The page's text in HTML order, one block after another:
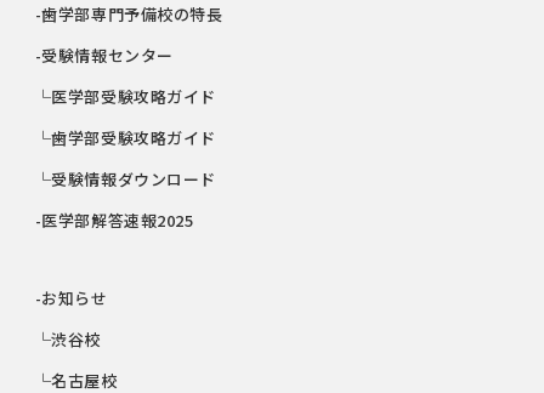
-歯学部専門予備校の特長
-受験情報センター
└医学部受験攻略ガイド
└歯学部受験攻略ガイド
└受験情報ダウンロード
-医学部解答速報2025
-お知らせ
└渋谷校
└名古屋校